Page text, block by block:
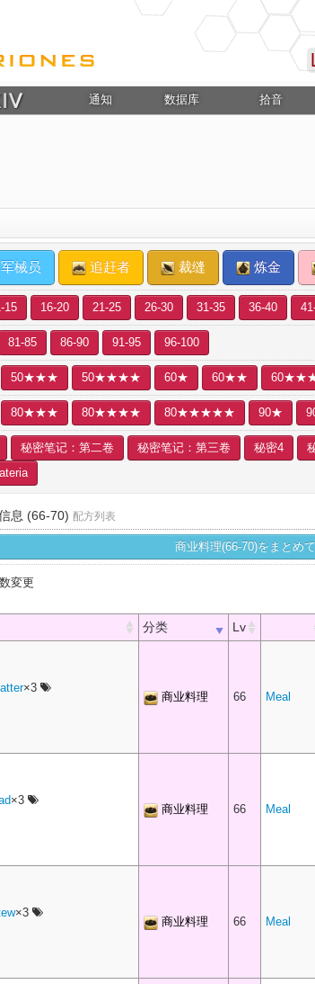
通知 数据库 拾音
军械员 追赶者 裁缝 炼金
15 16-20 21-25 26-30 31-35 36-40
81-85 86-90 91-95 96-100
50★★★ 50★★★★ 60★ 60★★
80★★★ 80★★★★ 80★★★★★ 90★
秘密笔记：第二卷 秘密笔记：第三卷 秘密4
息 (66-70) 配方列表
商业料理(66-70)をまとめ
変更
分类 Lv
×3
商业料理 66 Meal
×3
商业料理 66 Meal
×3
商业料理 66 Meal